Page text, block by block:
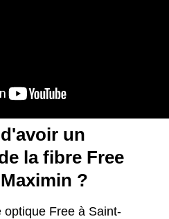
un
la fibre Free
?
optique Free à Saint-